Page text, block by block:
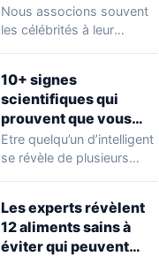
quel point elles ont
changé au fil du temps
Nous associons souvent
les célébrités à leur
10+ signes
scientifiques qui
prouvent que vous
êtes plus intelligent
que vous ne le pensez
Etre quelqu’un d’intelligent
se révèle de plusieurs
quelques…
Les experts révèlent
12 aliments sains à
éviter qui peuvent